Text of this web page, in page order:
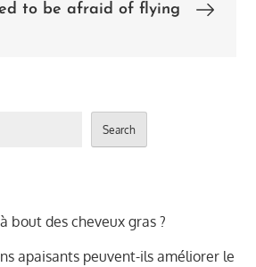
to be afraid of flying
Search
bout des cheveux gras ?
apaisants peuvent-ils améliorer le